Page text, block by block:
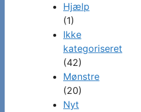
Hjælp
(1)
Ikke
kategoriseret
(42)
Mønstre
(20)
Nyt